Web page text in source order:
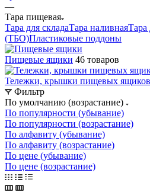
—
Тара пищевая
Тара для складаТара наливнаяТара
(ТБО)Пластиковые поддоны
Пищевые ящики 46 товаров
Тележки, крышки пищевых ящиков
Фильтр
По умолчанию (возрастание)
По популярности (убывание)
По популярности (возрастание)
По алфавиту (убывание)
По алфавиту (возрастание)
По цене (убывание)
По цене (возрастание)